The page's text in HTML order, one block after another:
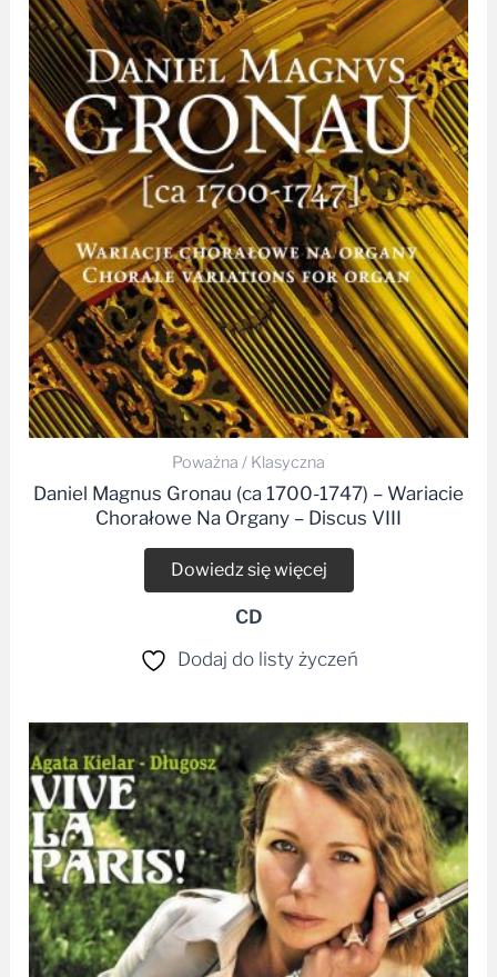
Poważna / Klasyczna
Daniel Magnus Gronau (ca 1700-1747) – Wariacie
Chorałowe Na Organy – Discus VIII
Dowiedz się więcej
CD
Dodaj do listy życzeń